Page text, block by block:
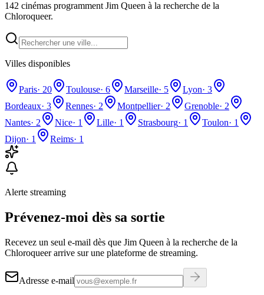
142 cinémas programment Jim Queen à la recherche de la
Chloroqueer.
Villes disponibles
Paris· 20 Toulouse· 6 Marseille· 5 Lyon· 3
Bordeaux· 3 Rennes· 2 Montpellier· 2 Grenoble· 2
Nantes· 2 Nice· 1 Lille· 1 Strasbourg· 1 Toulon· 1
Dijon· 1 Reims· 1
Alerte streaming
Prévenez-moi dès sa sortie
Recevez un seul e-mail dès que Jim Queen à la recherche de la
Chloroqueer arrive sur une plateforme de streaming.
Adresse e-mail